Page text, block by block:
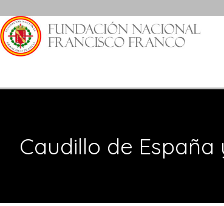
al
contenido
Caudillo de